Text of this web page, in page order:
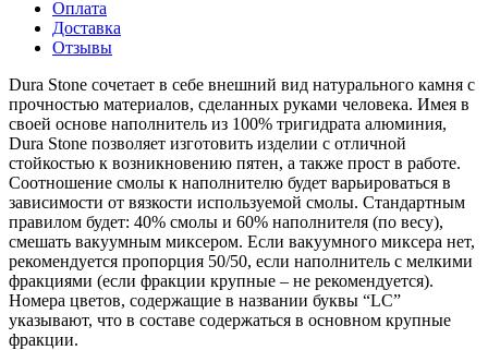
Оплата
Доставка
Отзывы
Dura Stone сочетает в себе внешний вид натурального камня с
прочностью материалов, сделанных руками человека. Имея в
своей основе наполнитель из 100% тригидрата алюминия,
Dura Stone позволяет изготовить изделии с отличной
стойкостью к возникновению пятен, а также прост в работе.
Соотношение смолы к наполнителю будет варьироваться в
зависимости от вязкости используемой смолы. Стандартным
правилом будет: 40% смолы и 60% наполнителя (по весу),
смешать вакуумным миксером. Если вакуумного миксера нет,
рекомендуется пропорция 50/50, если наполнитель с мелкими
фракциями (если фракции крупные – не рекомендуется).
Номера цветов, содержащие в названии буквы “LC”
указывают, что в составе содержаться в основном крупные
фракции.